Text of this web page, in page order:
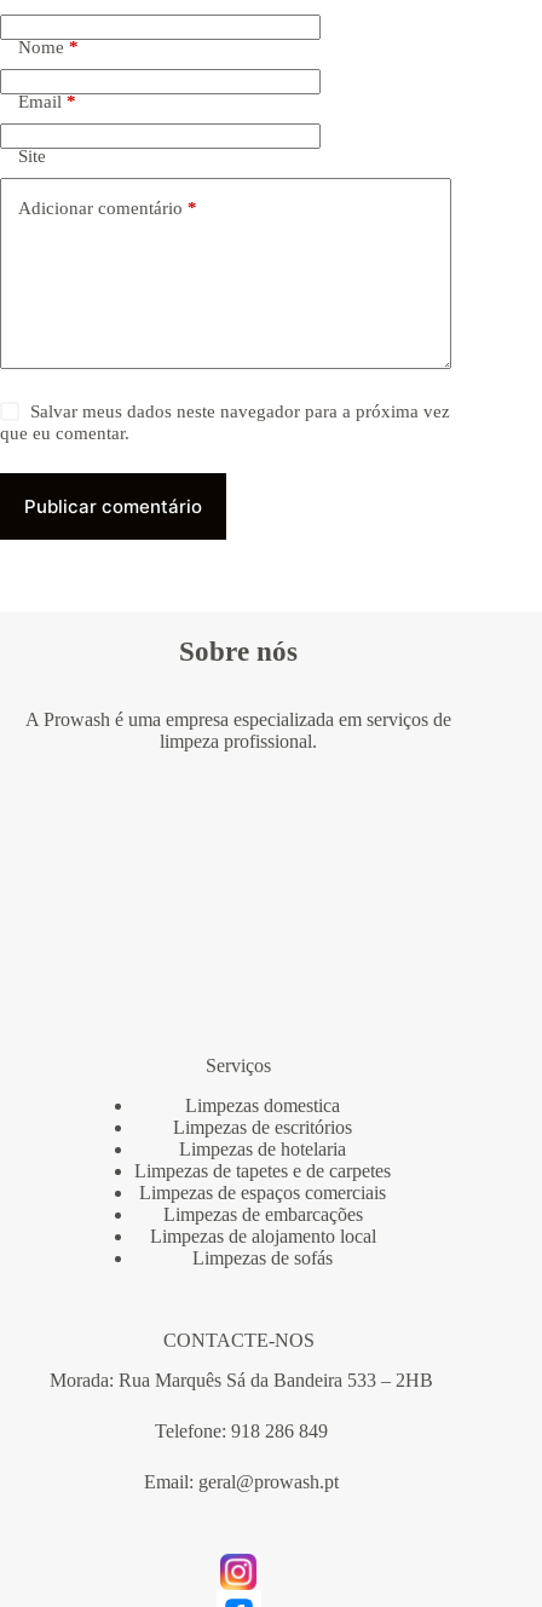
Nome *
Email *
Site
Adicionar comentário *
Salvar meus dados neste navegador para a próxima vez
que eu comentar.
Publicar comentário
Sobre nós
A Prowash é uma empresa especializada em serviços de
limpeza profissional.
Serviços
Limpezas domestica
Limpezas de escritórios
Limpezas de hotelaria
Limpezas de tapetes e de carpetes
Limpezas de espaços comerciais
Limpezas de embarcações
Limpezas de alojamento local
Limpezas de sofás
CONTACTE-NOS
Morada: Rua Marquês Sá da Bandeira 533 – 2HB
Telefone: 918 286 849
Email: geral@prowash.pt